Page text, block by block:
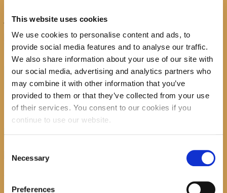
This website uses cookies
We use cookies to personalise content and ads, to
provide social media features and to analyse our traffic.
We also share information about your use of our site with
our social media, advertising and analytics partners who
may combine it with other information that you’ve
provided to them or that they’ve collected from your use
of their services. You consent to our cookies if you
continue to use our website.
Selection
Necessary
Preferences
John_Boyne_Djecak
Previous item Oskar i
gospođa u ružičastom Next item ...
No image description ...
Search
recent posts